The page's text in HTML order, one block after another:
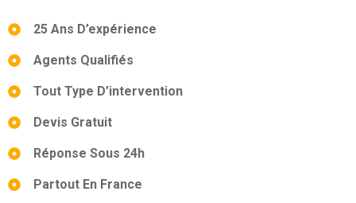
25 Ans D’expérience
Agents Qualifiés
Tout Type D’intervention
Devis Gratuit
Réponse Sous 24h
Partout En France